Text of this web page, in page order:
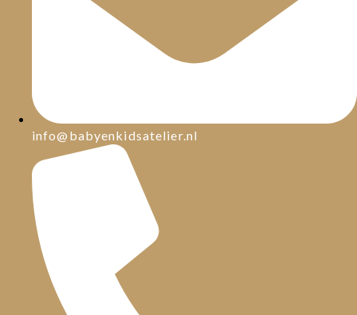
info@babyenkidsatelier.nl